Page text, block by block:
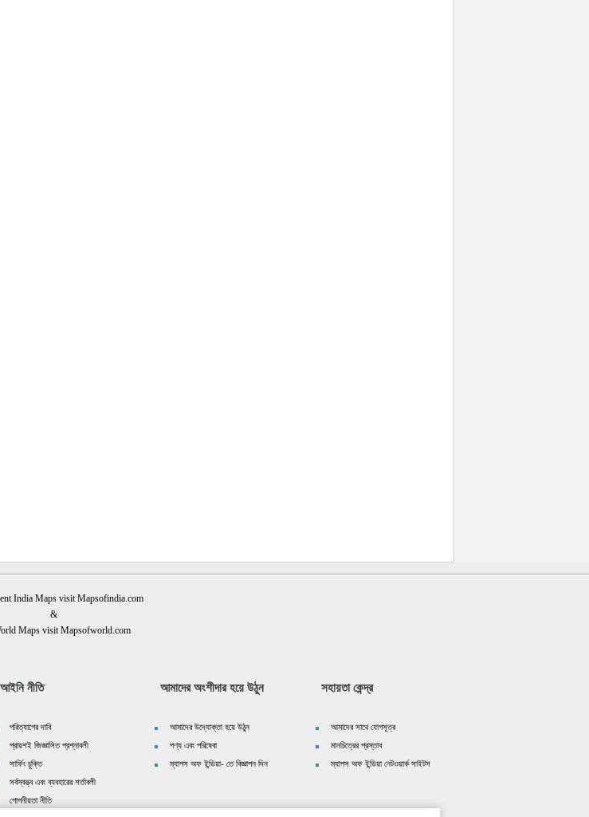
India Maps visit Mapsofindia.com
&
Maps visit Mapsofworld.com
আইনি নীতি
পরিত্যাগের দাবি
প্রায়শই জিজ্ঞাসিত প্রশ্নাবলী
সার্ফিং চুক্তি
সর্বস্বত্ত্ব এবং ব্যবহারের শর্তাবলী
গোপনীয়তা নীতি
আমাদের অংশীদার হয়ে উঠুন
আমাদের উদ্যোক্তা হয়ে উঠুন
পণ্য এবং পরিষেবা
ম্যাপস অফ ইন্ডিয়া- তে বিজ্ঞাপন দিন
সহায়তা কেন্দ্র
আমাদের সাথে যোগসূত্র
মানচিত্রের প্রস্তাব
ম্যাপস অফ ইন্ডিয়া নেটওয়ার্ক সাইটস